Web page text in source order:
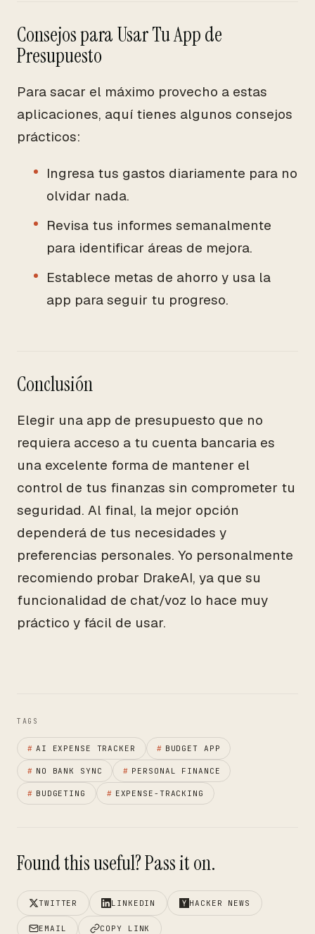
Consejos para Usar Tu App de
Presupuesto
Para sacar el máximo provecho a estas
aplicaciones, aquí tienes algunos consejos
prácticos:
Ingresa tus gastos diariamente para no
olvidar nada.
Revisa tus informes semanalmente
para identificar áreas de mejora.
Establece metas de ahorro y usa la
app para seguir tu progreso.
Conclusión
Elegir una app de presupuesto que no
requiera acceso a tu cuenta bancaria es
una excelente forma de mantener el
control de tus finanzas sin comprometer tu
seguridad. Al final, la mejor opción
dependerá de tus necesidades y
preferencias personales. Yo personalmente
recomiendo probar DrakeAI, ya que su
funcionalidad de chat/voz lo hace muy
práctico y fácil de usar.
TAGS
# AI EXPENSE TRACKER # BUDGET APP
# NO BANK SYNC # PERSONAL FINANCE
# BUDGETING # EXPENSE-TRACKING
Found this useful? Pass it on.
TWITTER LINKEDIN HACKER NEWS
EMAIL COPY LINK